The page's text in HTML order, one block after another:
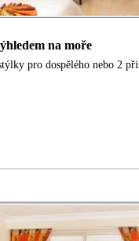
na moře
pro dospělého nebo 2